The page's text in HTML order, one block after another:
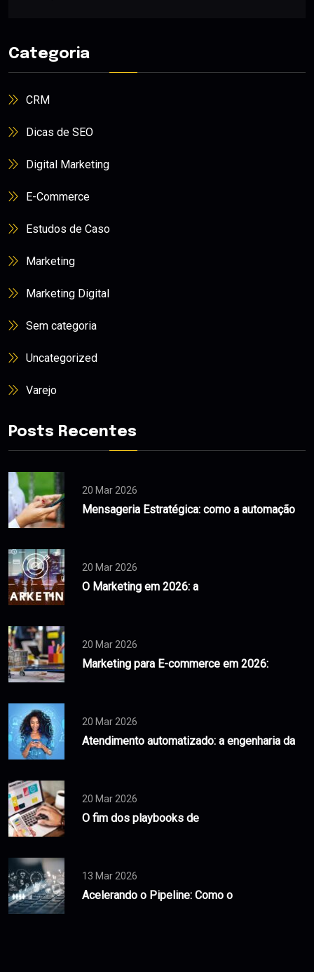
Categoria
CRM
Dicas de SEO
Digital Marketing
E-Commerce
Estudos de Caso
Marketing
Marketing Digital
Sem categoria
Uncategorized
Varejo
Posts Recentes
20 Mar 2026
Mensageria Estratégica: como a automação
20 Mar 2026
O Marketing em 2026: a
20 Mar 2026
Marketing para E-commerce em 2026:
20 Mar 2026
Atendimento automatizado: a engenharia da
20 Mar 2026
O fim dos playbooks de
13 Mar 2026
Acelerando o Pipeline: Como o